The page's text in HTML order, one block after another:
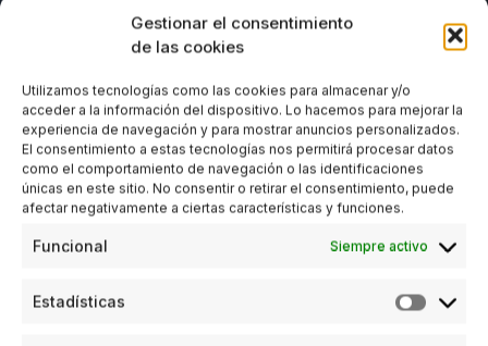
Gestionar el consentimiento
de las cookies
Utilizamos tecnologías como las cookies para almacenar y/o
acceder a la información del dispositivo. Lo hacemos para mejorar la
experiencia de navegación y para mostrar anuncios personalizados.
El consentimiento a estas tecnologías nos permitirá procesar datos
como el comportamiento de navegación o las identificaciones
únicas en este sitio. No consentir o retirar el consentimiento, puede
afectar negativamente a ciertas características y funciones.
Funcional Siempre activo
Estadísticas